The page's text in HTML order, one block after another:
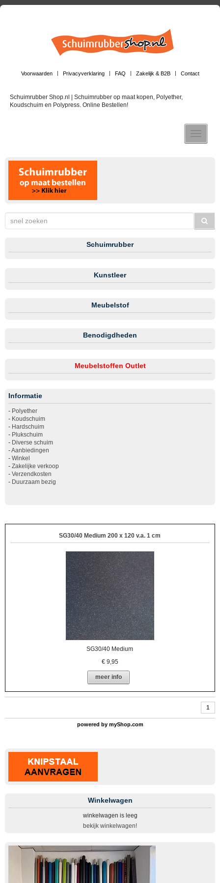
Voorwaarden Privacyverklaring FAQ Zakelijk & B2B Contact
Schuimrubber Shop.nl | Schuimrubber op maat kopen, Polyether,
Koudschuim en Polypress. Online Bestellen!
Toggle
Schuimrubber
Kunstleer
Meubelstof
Benodigdheden
Meubelstoffen Outlet
Informatie
- Polyether
- Koudschuim
- Hardschuim
- Plukschuim
- Diverse schuim
-Aanbiedingen
- Winkel
- Zakelijke verkoop
- Verzendkosten
- Duurzaam bezig
SG30/40 Medium 200 x 120 v.a. 1 cm
SG30/40 Medium
€ 9,95
meer info
1
powered by myShop.com
Winkelwagen
winkelwagen is leeg
bekijk winkelwagen!